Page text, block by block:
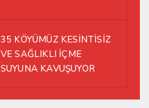
35 KÖYÜMÜZ KESİNTİSİZ
VE SAĞLIKLI İÇME
SUYUNA KAVUŞUYOR